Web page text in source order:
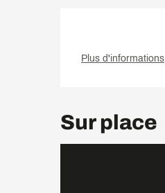
Plus d'informations
Sur place